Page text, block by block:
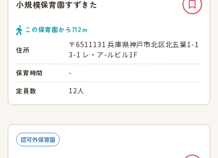
小規模保育園すずきた
この保育園から712ｍ
住所
〒6511131 兵庫県神戸市北区北五葉1-1
3-1 レ・ア-ルビル1F
保育時間 -
定員数 12人
認可外保育園